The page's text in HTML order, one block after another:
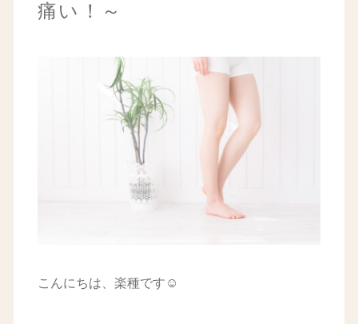
痛い！～
こんにちは、楽種です☺